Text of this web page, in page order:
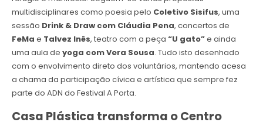
multidisciplinares como poesia pelo Coletivo Sisifus, uma
sessão Drink & Draw com Cláudia Pena, concertos de
FeMa e Talvez Inês, teatro com a peça “U gato”e ainda
uma aula de yoga com Vera Sousa. Tudo isto desenhado
com o envolvimento direto dos voluntários, mantendo acesa
a chama da participação cívica e artística que sempre fez
parte do ADN do Festival A Porta.
Casa Plástica transforma o Centro